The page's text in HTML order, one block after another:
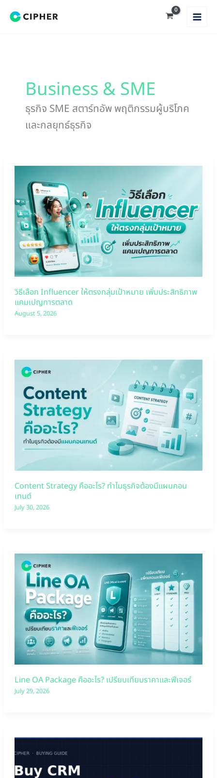
Business & SME
ธุรกิจ SME สตาร์ทอัพ พฤติกรรมผู้บริโภค
และกลยุทธ์ธุรกิจ
วิธีเลือก Influencer ให้ตรงกลุ่มเป้าหมาย เพิ่มประสิทธิภาพ
แคมเปญการตลาด
August 5, 2026
Content Strategy คืออะไร? ทำไมธุรกิจต้องมีแผนคอน
เทนต์
July 30, 2026
Line OA Package คืออะไร? เปรียบเทียบราคาและฟีเจอร์
July 29, 2026